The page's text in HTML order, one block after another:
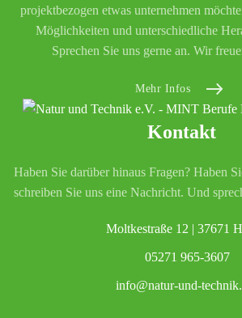
projektbezogen etwas unternehmen
Möglichkeiten und unterschiedliche
Sprechen Sie uns gerne an. Wir
Mehr Infos
Kontakt
Haben Sie darüber hinaus Fragen? Haben
schreiben Sie uns eine Nachricht. Und
Moltkestraße 12 | 37671
05271 965-3607
info@natur-und-